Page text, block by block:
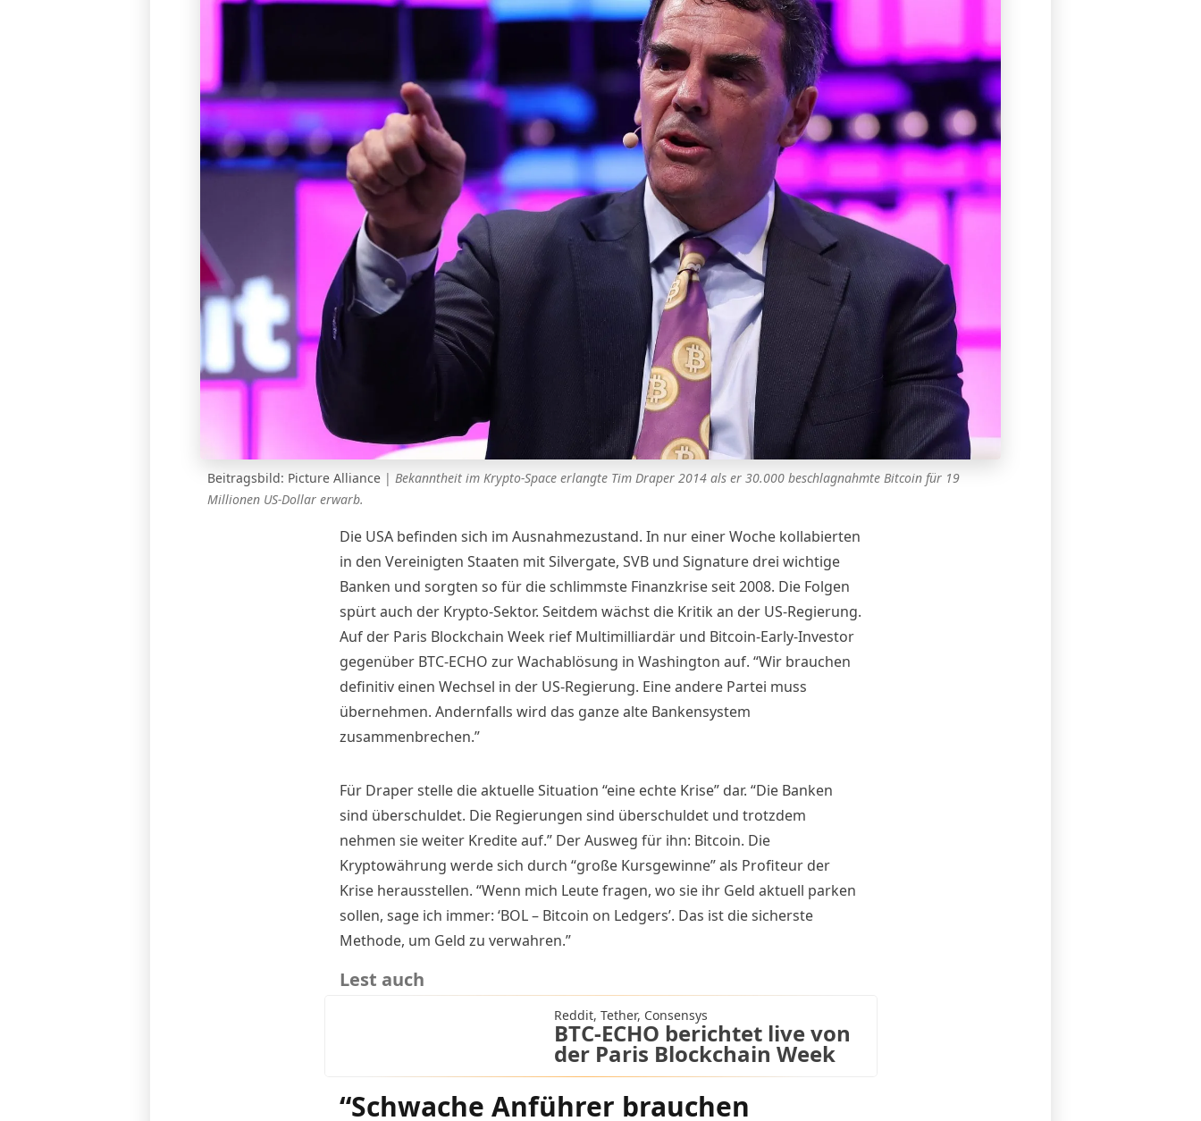
Beitragsbild: Picture Alliance | Bekanntheit im Krypto-Space erlangte Tim Draper 2014 als er 30.000 beschlagnahmte Bitcoin für 19
Millionen US-Dollar erwarb.
Die USA befinden sich im Ausnahmezustand. In nur einer Woche kollabierten
in den Vereinigten Staaten mit Silvergate, SVB und Signature drei wichtige
Banken und sorgten so für die schlimmste Finanzkrise seit 2008. Die Folgen
spürt auch der Krypto-Sektor. Seitdem wächst die Kritik an der US-Regierung.
Auf der Paris Blockchain Week rief Multimilliardär und Bitcoin-Early-Investor
gegenüber BTC-ECHO zur Wachablösung in Washington auf. “Wir brauchen
definitiv einen Wechsel in der US-Regierung. Eine andere Partei muss
übernehmen. Andernfalls wird das ganze alte Bankensystem
zusammenbrechen.”
Für Draper stelle die aktuelle Situation “eine echte Krise” dar. “Die Banken
sind überschuldet. Die Regierungen sind überschuldet und trotzdem
nehmen sie weiter Kredite auf.” Der Ausweg für ihn: Bitcoin. Die
Kryptowährung werde sich durch “große Kursgewinne” als Profiteur der
Krise herausstellen. “Wenn mich Leute fragen, wo sie ihr Geld aktuell parken
sollen, sage ich immer: ‘BOL – Bitcoin on Ledgers’. Das ist die sicherste
Methode, um Geld zu verwahren.”
Lest auch
Reddit, Tether, Consensys
BTC-ECHO berichtet live von
der Paris Blockchain Week
“Schwache Anführer brauchen